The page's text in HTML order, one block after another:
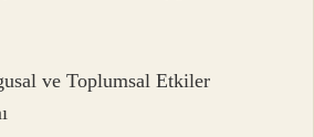
ve Toplumsal Etkiler